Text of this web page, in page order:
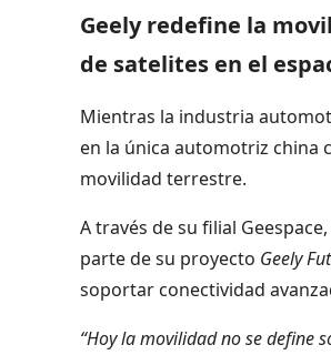
Geely redefine la
de satelites en el
Mientras la industria
en la única automotriz china
movilidad terrestre.
A través de su filial
parte de su proyecto Geely
soportar conectividad
“Hoy la movilidad no se define